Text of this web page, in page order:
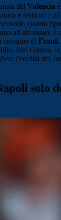
del Valencia
e resta tra i
quanto
ad affondare il
cessione di Frank
Javi Guerra,
l'eredità del
solo